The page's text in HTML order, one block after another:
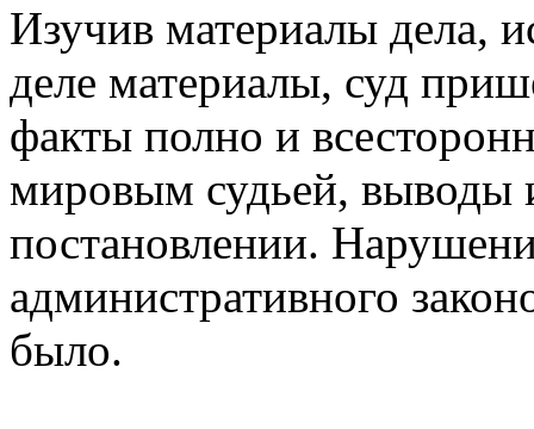
Изучив материалы дела,
деле материалы, суд
факты полно и
мировым судьей, выводы
постановлении.
административного
было.